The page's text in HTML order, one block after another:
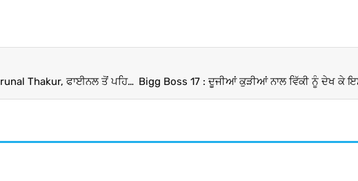
Bigg Boss 17 : ਇਸ ਕੰਟੈਸਟੈਂਟ ਦੇ ਹੱਥ ’ਚ ਟਰਾਫੀ ਦੇਖਣਾ ਚਾਹੁੰਦੀ ਹੈ Mrunal Thakur, ਫਾਈਨਲ ਤੋਂ ਪਹਿਲਾਂ ਦੱਸਿਆ ‘ਸਭ ਤੋਂ ਮਜ਼ਬੂਤ’